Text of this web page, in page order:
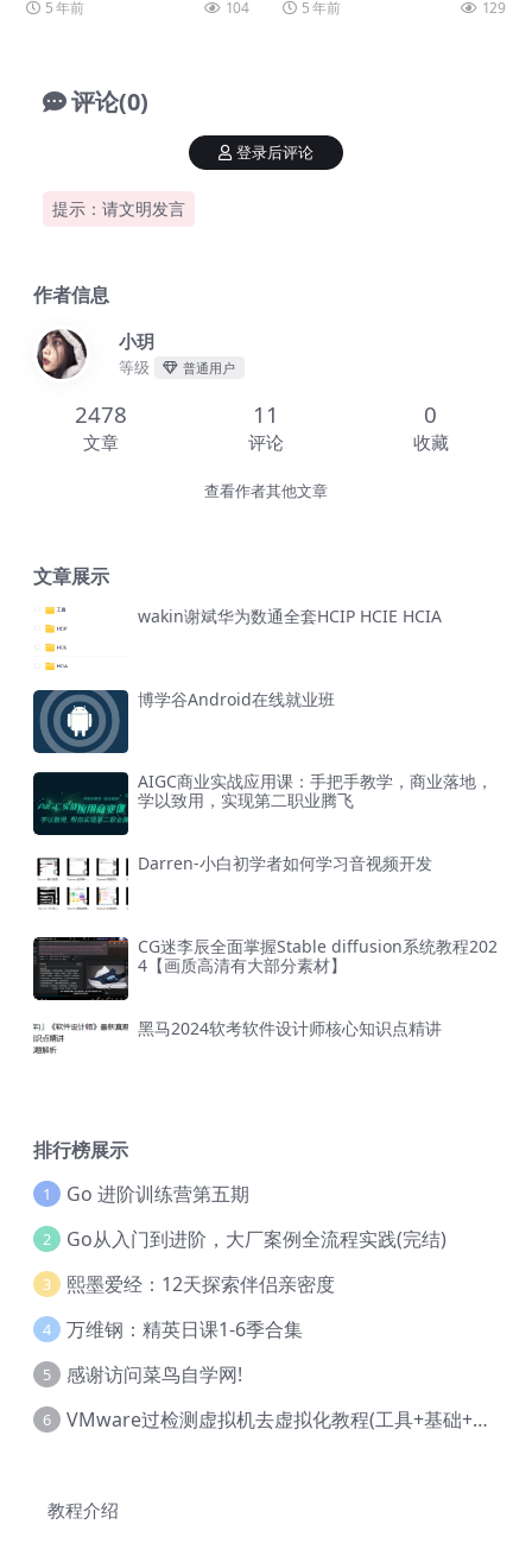
b全栈开发的框...
5 年前 104
习Pytho...
5 年前 129
评论(0)
提示：请文明发言
登录后评论
作者信息
小玥
等级 普通用户
2478
文章
11
评论
0
收藏
查看作者其他文章
文章展示
wakin谢斌华为数通全套HCIP HCIE HCIA
博学谷Android在线就业班
AIGC商业实战应用课：手把手教学，商业落地，
学以致用，实现第二职业腾飞
Darren-小白初学者如何学习音视频开发
CG迷李辰全面掌握Stable diffusion系统教程202
4【画质高清有大部分素材】
黑马2024软考软件设计师核心知识点精讲
排行榜展示
1 Go 进阶训练营第五期
2 Go从入门到进阶，大厂案例全流程实践(完结)
3 熙墨爱经：12天探索伴侣亲密度
4 万维钢：精英日课1-6季合集
5 感谢访问菜鸟自学网!
6 VMware过检测虚拟机去虚拟化教程(工具+基础+进阶)
教程介绍